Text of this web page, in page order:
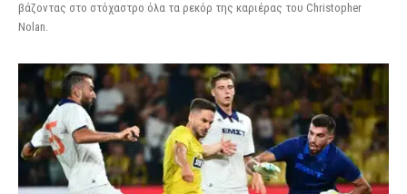
βάζοντας στο στόχαστρο όλα τα ρεκόρ της καριέρας του Christopher
Nolan.